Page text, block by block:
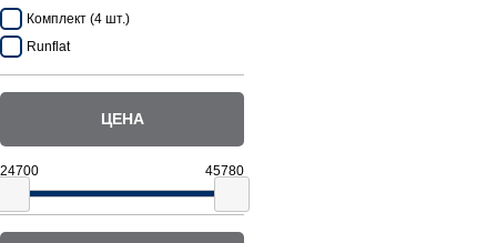
Комплект (4 шт.)
Runflat
ЦЕНА